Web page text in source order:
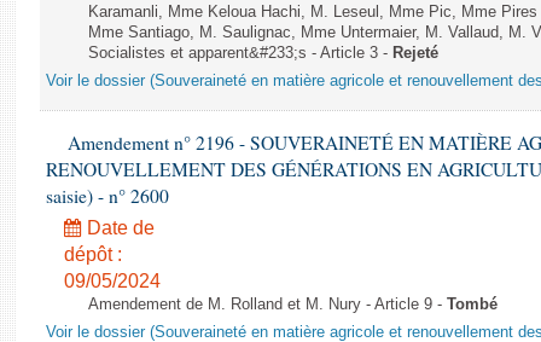
Karamanli, Mme Keloua Hachi, M. Leseul, Mme Pic, Mme
Mme Santiago, M. Saulignac, Mme Untermaier, M. Vallaud, M.
Socialistes et apparent&#233;s - Article 3 - Rejeté
Voir le dossier (Souveraineté en matière agricole et renouvellement
Amendement n° 2196 - SOUVERAINETÉ EN MATIÈRE
RENOUVELLEMENT DES GÉNÉRATIONS EN
saisie) - n° 2600
Date de
dépôt :
09/05/2024
Amendement de M. Rolland et M. Nury - Article 9 - Tombé
Voir le dossier (Souveraineté en matière agricole et renouvellement